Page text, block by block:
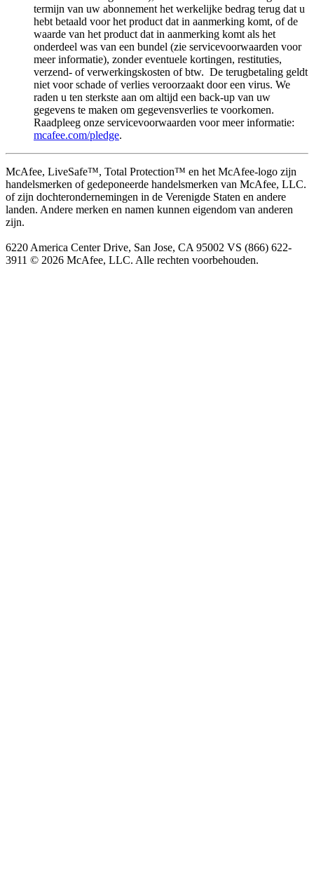
termijn van uw abonnement het werkelijke bedrag terug dat u
hebt betaald voor het product dat in aanmerking komt, of de
waarde van het product dat in aanmerking komt als het
onderdeel was van een bundel (zie servicevoorwaarden voor
meer informatie), zonder eventuele kortingen, restituties,
verzend- of verwerkingskosten of btw. De terugbetaling geldt
niet voor schade of verlies veroorzaakt door een virus. We
raden u ten sterkste aan om altijd een back-up van uw
gegevens te maken om gegevensverlies te voorkomen.
Raadpleeg onze servicevoorwaarden voor meer informatie:
mcafee.com/pledge.
McAfee, LiveSafe™, Total Protection™ en het McAfee-logo zijn
handelsmerken of gedeponeerde handelsmerken van McAfee, LLC.
of zijn dochterondernemingen in de Verenigde Staten en andere
landen. Andere merken en namen kunnen eigendom van anderen
zijn.
6220 America Center Drive, San Jose, CA 95002 VS (866) 622-
3911 © 2026 McAfee, LLC. Alle rechten voorbehouden.